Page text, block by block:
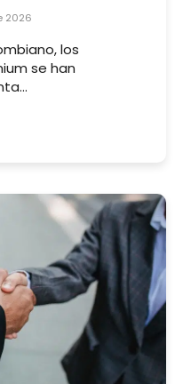
2026
los
se han